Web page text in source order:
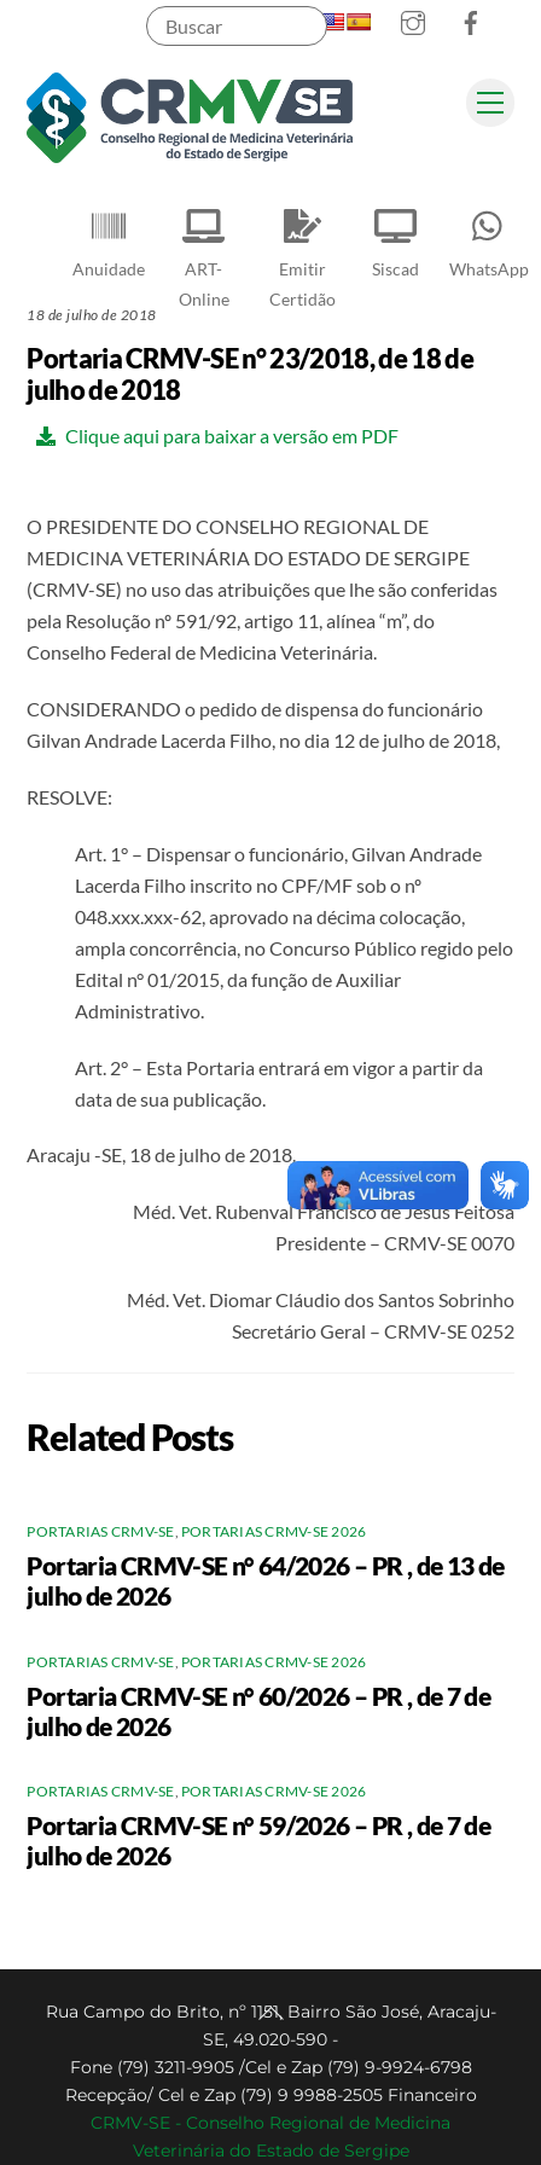
content
Instagram
Anuidade
ART-
Online
Emitir
Certidão
Siscad WhatsApp
18 de julho de 2018
Portaria CRMV-SE n° 23/2018, de 18 de
julho de 2018
Clique aqui para baixar a versão em PDF
O PRESIDENTE DO CONSELHO REGIONAL DE
MEDICINA VETERINÁRIA DO ESTADO DE SERGIPE
(CRMV-SE) no uso das atribuições que lhe são conferidas
pela Resolução nº 591/92, artigo 11, alínea “m”, do
Conselho Federal de Medicina Veterinária.
CONSIDERANDO o pedido de dispensa do funcionário
Gilvan Andrade Lacerda Filho, no dia 12 de julho de 2018,
RESOLVE:
Art. 1° – Dispensar o funcionário, Gilvan Andrade
Lacerda Filho inscrito no CPF/MF sob o nº
048.xxx.xxx-62, aprovado na décima colocação,
ampla concorrência, no Concurso Público regido pelo
Edital n° 01/2015, da função de Auxiliar
Administrativo.
Art. 2° – Esta Portaria entrará em vigor a partir da
data de sua publicação.
Aracaju -SE, 18 de julho de 2018.
Méd. Vet. Rubenval Francisco de Jesus Feitosa
Presidente – CRMV-SE 0070
Méd. Vet. Diomar Cláudio dos Santos Sobrinho
Secretário Geral – CRMV-SE 0252
Related Posts
PORTARIAS CRMV-SE PORTARIAS CRMV-SE 2026
Portaria CRMV-SE n° 64/2026 – PR , de 13 de
julho de 2026
PORTARIAS CRMV-SE PORTARIAS CRMV-SE 2026
Portaria CRMV-SE n° 60/2026 – PR , de 7 de
julho de 2026
PORTARIAS CRMV-SE, PORTARIAS CRMV-SE 2026
Portaria CRMV-SE n° 59/2026 – PR , de 7 de
julho de 2026
Back
To
Top
Rua Campo do Brito, nº 1151, Bairro São José, Aracaju-
SE, 49.020-590 -
Fone (79) 3211-9905 /Cel e Zap (79) 9-9924-6798
Recepção/ Cel e Zap (79) 9 9988-2505 Financeiro
CRMV-SE - Conselho Regional de Medicina
Veterinária do Estado de Sergipe